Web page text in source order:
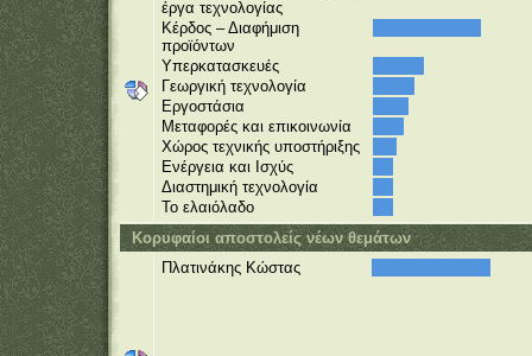
έργα τεχνολογίας
Κέρδος – Διαφήμιση
προϊόντων
Υπερκατασκευές
Γεωργική τεχνολογία
Εργοστάσια
Μεταφορές και επικοινωνία
Χώρος τεχνικής υποστήριξης
Ενέργεια και Ισχύς
Διαστημική τεχνολογία
Το ελαιόλαδο
Κορυφαίοι αποστολείς νέων θεμάτων
Πλατινάκης Κώστας